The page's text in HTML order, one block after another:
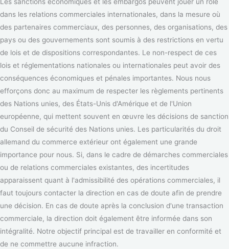
dans les relations commerciales internationales, dans la mesure où
des partenaires commerciaux, des personnes, des organisations, des
pays ou des gouvernements sont soumis à des restrictions en vertu
de lois et de dispositions correspondantes. Le non-respect de ces
lois et réglementations nationales ou internationales peut avoir des
conséquences économiques et pénales importantes. Nous nous
efforçons donc au maximum de respecter les règlements pertinents
des Nations unies, des États-Unis d'Amérique et de l'Union
européenne, qui mettent souvent en œuvre les décisions de sanction
du Conseil de sécurité des Nations unies. Les particularités du droit
allemand du commerce extérieur ont également une grande
importance pour nous. Si, dans le cadre de démarches commerciales
ou de relations commerciales existantes, des incertitudes
apparaissent quant à l'admissibilité des opérations commerciales, il
faut toujours contacter la direction en cas de doute afin de prendre
une décision. En cas de doute après la conclusion d'une transaction
commerciale, la direction doit également être informée dans son
intégralité. Notre objectif principal est de travailler en conformité et
de ne commettre aucune infraction.